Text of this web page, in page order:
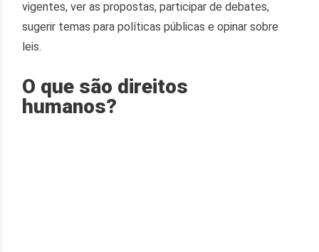
vigentes, ver as propostas, participar de debates,
sugerir temas para políticas públicas e opinar sobre
leis.
O que são direitos
humanos?